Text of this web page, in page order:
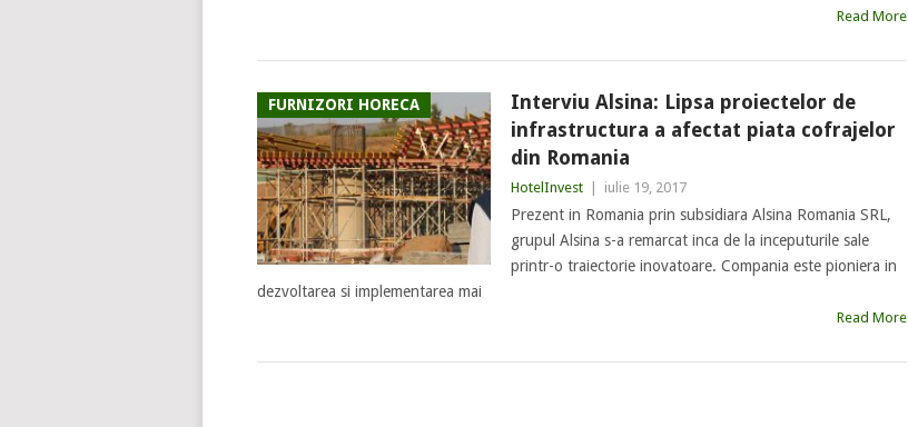
Read More
FURNIZORI HORECA
Interviu Alsina: Lipsa proiectelor de
infrastructura a afectat piata cofrajelor
din Romania
HotelInvest iulie 19, 2017
Prezent in Romania prin subsidiara Alsina Romania SRL,
grupul Alsina s-a remarcat inca de la inceputurile sale
printr-o traiectorie inovatoare. Compania este pioniera in
dezvoltarea si implementarea mai
Read More